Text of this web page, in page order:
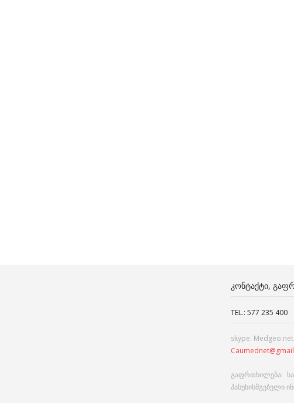
ᲙᲝᲜᲢᲐᲥᲢᲘ,
TEL.: 577 235 400
skype: Medgeo.net
გაფრთხილება:
პასუხისმგებელი